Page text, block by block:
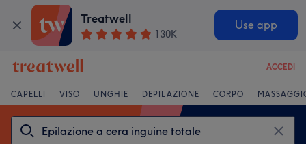
Treatwell
130K
Use app
ACCEDI
CAPELLI VISO UNGHIE DEPILAZIONE CORPO